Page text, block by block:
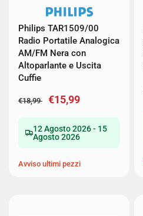
Philips TAR1509/00
Radio Portatile Analogica
AM/FM Nera con
Altoparlante e Uscita
Cuffie
€18,99 €15,99
12 Agosto 2026 - 15
Agosto 2026
Avviso ultimi pezzi